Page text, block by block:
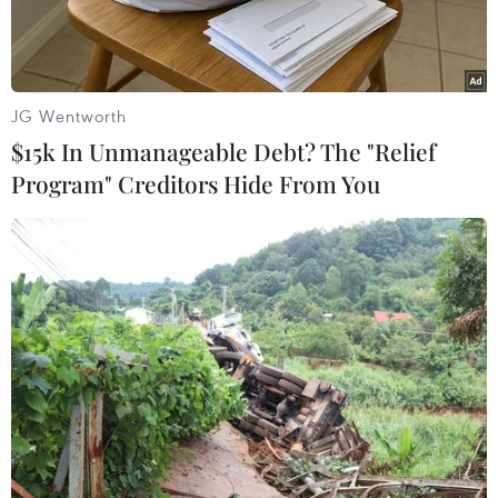
Nhà lãnh đạo Triều Tiên Kim Jong-un (trái) và Tổng thống Hàn
Quốc Moon Jae-in ký tuyên bố chung tại Hội nghị thượng đỉnh
liên Triều ở làng đình chiến Panmunjom ngày 27/4. (Nguồn:
Yonhap/TTXVN)
Sau phiên thảo luận chính thức kéo dài gần 1
giờ và cuộc trao đổi riêng kéo dài khoảng 30
phút vào chiều 27/4, Tổng thống Hàn Quốc Moon
JG Wentworth
$15k In Unmanageable Debt? The "Relief
Program" Creditors Hide From You